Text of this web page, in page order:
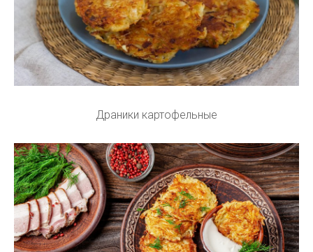
Драники картофельные